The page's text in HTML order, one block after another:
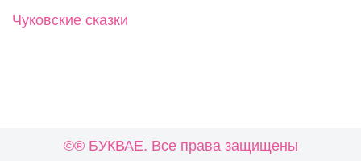
Чуковские сказки
©® БУКВАЕ. Все права защищены